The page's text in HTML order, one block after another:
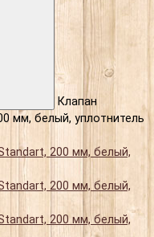
Клапан
мм, белый, уплотнитель